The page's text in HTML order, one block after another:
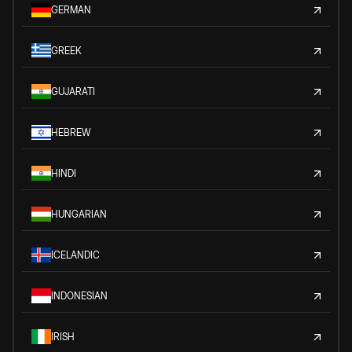
GERMAN
GREEK
GUJARATI
HEBREW
HINDI
HUNGARIAN
ICELANDIC
INDONESIAN
IRISH